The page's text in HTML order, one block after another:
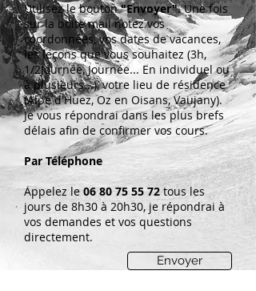
Utilisez le bouton"Envoyer". Une fois
sur la boite mail notez vos
coordonnées, vos dates de vacances,
les leçons que vous souhaitez (3h,
1/2Journée, Journée... En individuel ou
à plusieurs...), votre lieu de résidence
(Alpe d'Huez, Oz en Oisans, Vaujany).
Je vous répondrai dans les plus brefs
délais afin de confirmer vos cours.
Par Téléphone
Appelez le06 80 75 55 72tous les
jours de 8h30 à 20h30, je répondrai à
vos demandes et vos questions
directement.
Envoyer